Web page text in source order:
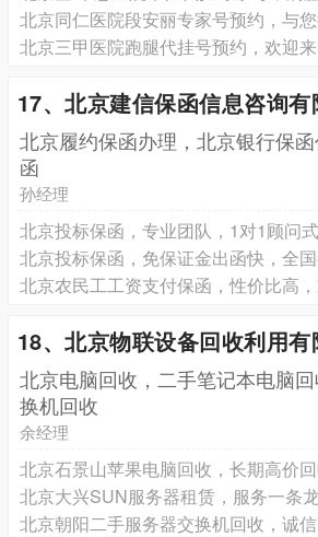
北京同仁医院段安丽专家号预约，与
北京三甲医院跑腿代挂号预约，欢迎
17、北京建信保函信息咨询有
北京履约保函办理，北京银行保
函
孙经理
北京投标保函，专业团队，1对1顾问
北京投标保函，免保证金出函快，全
北京农民工工资支付保函，性价比高
18、北京物联设备回收利用有
北京电脑回收，二手笔记本电脑
换机回收
余经理
北京石景山苹果电脑回收，长期高价
北京大兴SUN服务器租赁，服务一条
北京朝阳二手服务器交换机回收，诚